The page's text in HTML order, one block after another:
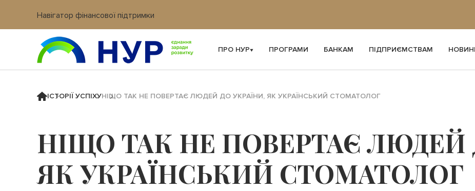
Навігатор фінансової підтримки
Вхід в кабінет IT платформи
ПРО НУР ПРОГРАМИ БАНКАМ ПІДПРИЄМСТВАМ
ІСТОРІЇ УСПІХУНІЩО ТАК НЕ ПОВЕРТАЄ ЛЮДЕЙ ДО УКРАЇНИ, ЯК УКРАЇНСЬКИЙ СТОМАТОЛОГ
НІЩО ТАК НЕ ПОВЕРТАЄ ЛЮДЕЙ
ЯК УКРАЇНСЬКИЙ СТОМАТОЛОГ